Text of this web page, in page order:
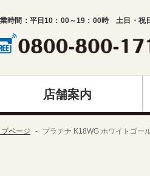
時間：平日10：00～19：00時 土日・祝
店舗案内
プページ プラチナ K18WG ホワイトゴー